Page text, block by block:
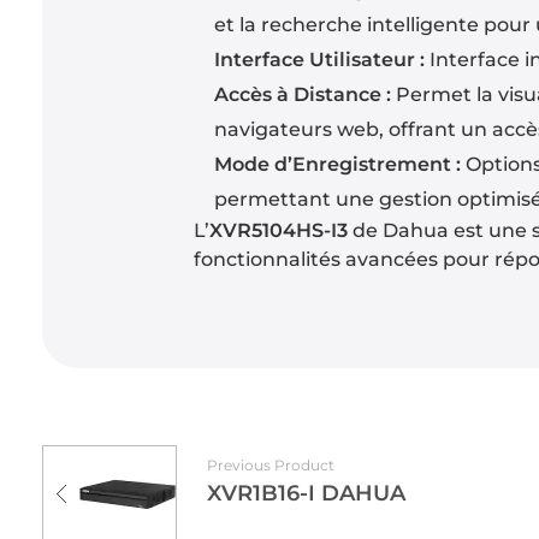
et la recherche intelligente pour
Interface Utilisateur : Interface
Accès à Distance : Permet la
navigateurs web, offrant un
Mode d’Enregistrement :
permettant une gestion
L’XVR5104HS-I3 de Dahua est une
fonctionnalités avancées pour
Previous Product
XVR1B16-I DAHUA